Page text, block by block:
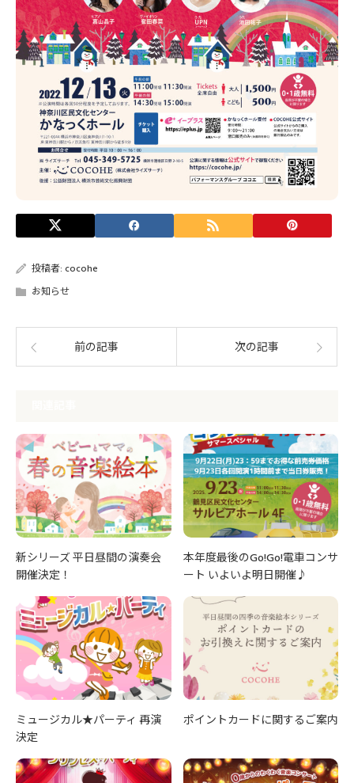
投稿者: cocohe
お知らせ
前の記事 次の記事
新シリーズ 平日昼間の演奏会
開催決定！
本年度最後のGo!Go!電車コンサ
ート いよいよ明日開催♪
ミュージカル★パーティ 再演
決定
ポイントカードに関するご案内